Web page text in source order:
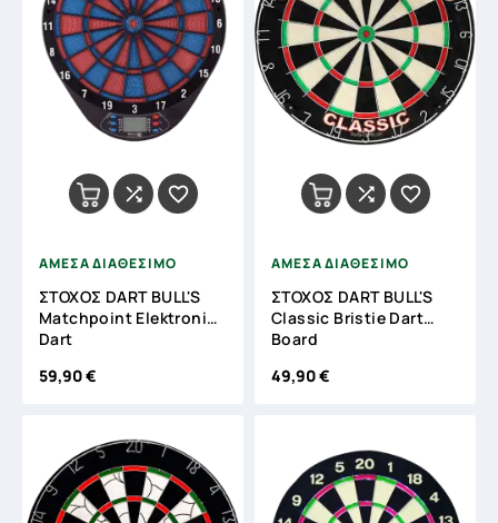
 
ΑΜΕΣΑ ΔΙΑΘΕΣΙΜΟ
ΣΤΟΧΟΣ DART BULL'S
Matchpoint Elektronic
Dart
59,90 €
 
ΑΜΕΣΑ ΔΙΑΘΕΣΙΜΟ
ΣΤΟΧΟΣ DART BULL'S
Classic Bristie Dart
Board
49,90 €